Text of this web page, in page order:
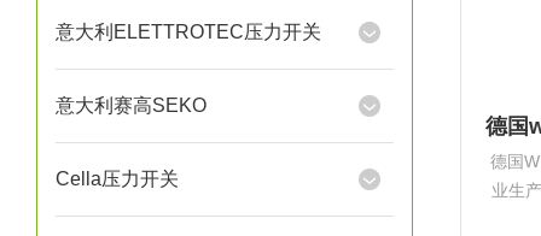
意大利ELETTROTEC压力开关
意大利赛高SEKO
Cella压力开关
德国
业生